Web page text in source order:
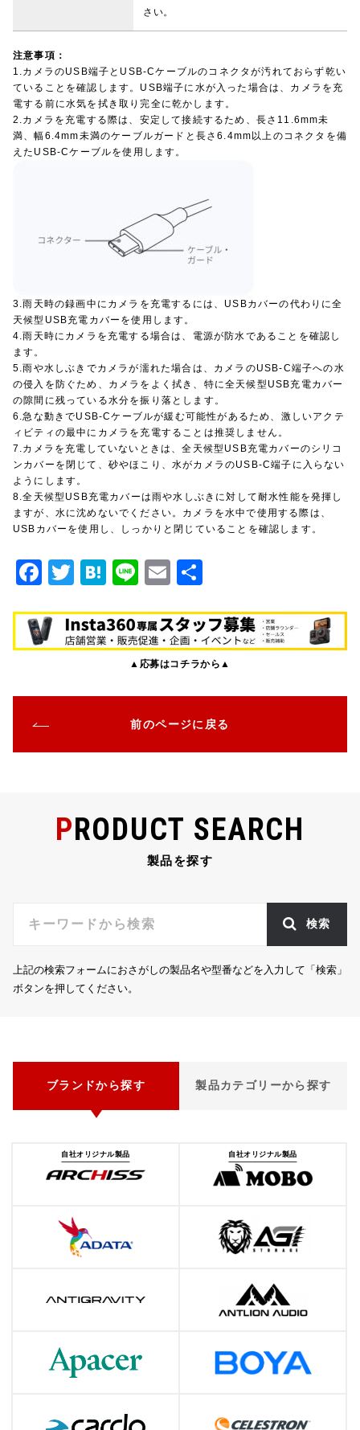
さい。
注意事項：
1.カメラのUSB端子とUSB-Cケーブルのコネクタが汚れておらず乾い
ていることを確認します。USB端子に水が入った場合は、カメラを充
電する前に水気を拭き取り完全に乾かします。
2.カメラを充電する際は、安定して接続するため、長さ11.6mm未
満、幅6.4mm未満のケーブルガードと長さ6.4mm以上のコネクタを備
えたUSB-Cケーブルを使用します。
3.雨天時の録画中にカメラを充電するには、USBカバーの代わりに全
天候型USB充電カバーを使用します。
4.雨天時にカメラを充電する場合は、電源が防水であることを確認し
ます。
5.雨や水しぶきでカメラが濡れた場合は、カメラのUSB-C端子への水
の侵入を防ぐため、カメラをよく拭き、特に全天候型USB充電カバー
の隙間に残っている水分を振り落とします。
6.急な動きでUSB-Cケーブルが緩む可能性があるため、激しいアクテ
ィビティの最中にカメラを充電することは推奨しません。
7.カメラを充電していないときは、全天候型USB充電カバーのシリコ
ンカバーを閉じて、砂やほこり、水がカメラのUSB-C端子に入らない
ようにします。
8.全天候型USB充電カバーは雨や水しぶきに対して耐水性能を発揮し
ますが、水に沈めないでください。カメラを水中で使用する際は、
USBカバーを使用し、しっかりと閉じていることを確認します。
F
c
e
o
o
k
T
it
te
H
e
n
Li
e
E
ai
l
▲応募はコチラから▲
前のページに戻る
PRODUCT SEARCH
製品を探す
検索
上記の検索フォームにおさがしの製品名や型番などを入力して「検索」
ボタンを押してください。
ブランドから探す 製品カテゴリーから探す
自社オリジナル製品 自社オリジナル製品